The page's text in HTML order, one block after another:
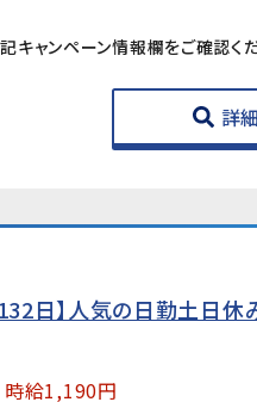
ャンペーン情報欄をご確認くだ
詳
日】人気の日勤土日
時給1,190円